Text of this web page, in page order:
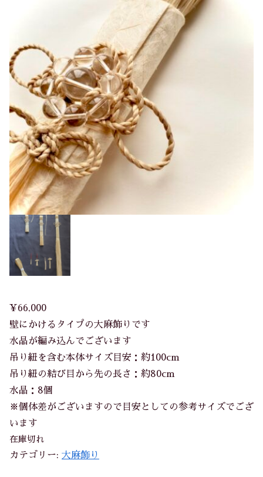
¥ 66,000
壁にかけるタイプの大麻飾りです
水晶が編み込んでございます
吊り紐を含む本体サイズ目安：約100cm
吊り紐の結び目から先の長さ：約80cm
水晶：8個
※個体差がございますので目安としての参考サイズでござ
います
在庫切れ
カテゴリー: 大麻飾り